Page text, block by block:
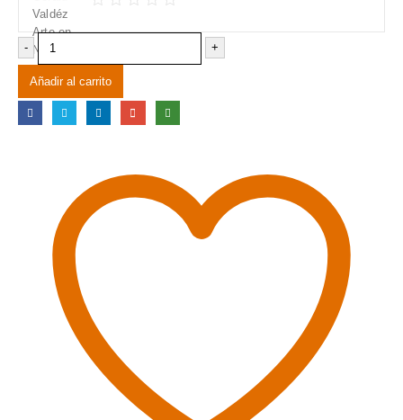
- +
Añadir al carrito